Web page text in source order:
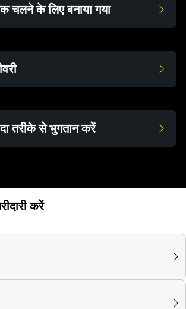
चलने के लिए बनाया गया
तरीके से भुगतान करें
करें